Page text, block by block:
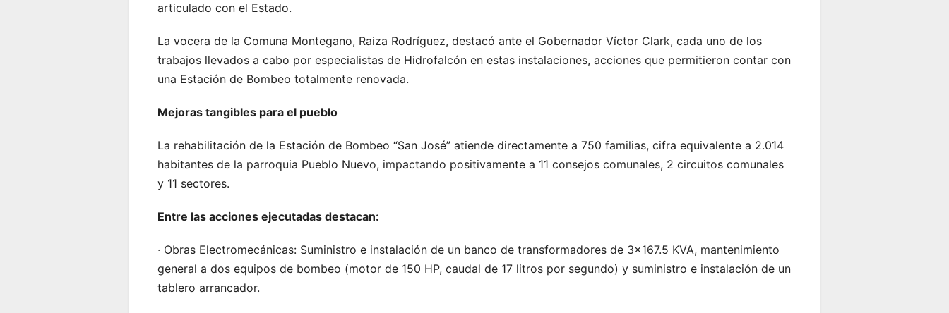
articulado con el Estado.
La vocera de la Comuna Montegano, Raiza Rodríguez, destacó ante el Gobernador Víctor Clark, cada uno de los
trabajos llevados a cabo por especialistas de Hidrofalcón en estas instalaciones, acciones que permitieron contar con
una Estación de Bombeo totalmente renovada.
Mejoras tangibles para el pueblo
La rehabilitación de la Estación de Bombeo “San José” atiende directamente a 750 familias, cifra equivalente a 2.014
habitantes de la parroquia Pueblo Nuevo, impactando positivamente a 11 consejos comunales, 2 circuitos comunales
y 11 sectores.
Entre las acciones ejecutadas destacan:
· Obras Electromecánicas: Suministro e instalación de un banco de transformadores de 3×167.5 KVA, mantenimiento
general a dos equipos de bombeo (motor de 150 HP, caudal de 17 litros por segundo) y suministro e instalación de un
tablero arrancador.